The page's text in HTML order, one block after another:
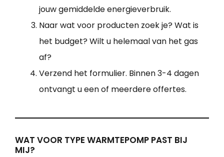
jouw gemiddelde energieverbruik.
Naar wat voor producten zoek je? Wat is
het budget? Wilt u helemaal van het gas
af?
Verzend het formulier. Binnen 3-4 dagen
ontvangt u een of meerdere offertes.
WAT VOOR TYPE WARMTEPOMP PAST BIJ
MIJ?